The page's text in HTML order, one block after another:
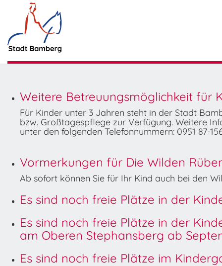
Weitere Betreuungsmöglichkeit für
Für Kinder unter 3 Jahren steht in der Stadt
bzw. Großtagespflege zur Verfügung. Weitere
unter den folgenden Telefonnummern: 0951 87-
Vormerkungen für Die Wilden
Ab sofort können Sie für Ihr Kind auch bei den
Es sind noch freie Plätze in der
Es sind noch freie Plätze in der
am Oberen Stephansberg ab
Es sind noch freie Plätze im